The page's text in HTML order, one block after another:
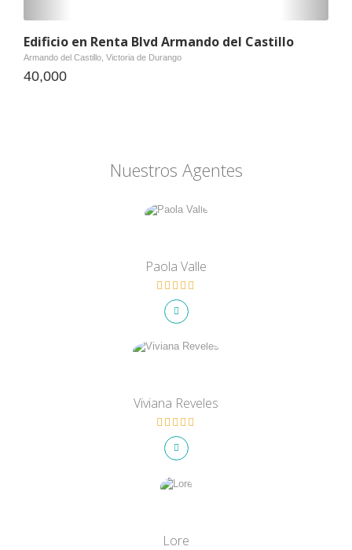
Edificio en Renta Blvd Armando del Castillo
Armando del Castillo, Victoria de Durango
40,000
Nuestros Agentes
Paola Valle
Viviana Reveles
Lore